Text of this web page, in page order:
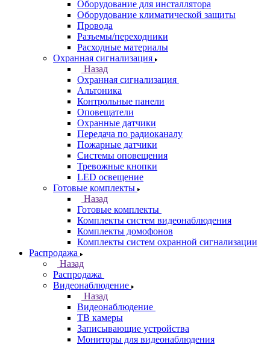
Оборудование для инсталлятора
Оборудование климатической защиты
Провода
Разъемы/переходники
Расходные материалы
Охранная сигнализация
Назад
Охранная сигнализация
Альтоника
Контрольные панели
Оповещатели
Охранные датчики
Передача по радиоканалу
Пожарные датчики
Системы оповещения
Тревожные кнопки
LED освещение
Готовые комплекты
Назад
Готовые комплекты
Комплекты систем видеонаблюдения
Комплекты домофонов
Комплекты систем охранной сигнализации
Распродажа
Назад
Распродажа
Видеонаблюдение
Назад
Видеонаблюдение
ТВ камеры
Записывающие устройства
Мониторы для видеонаблюдения